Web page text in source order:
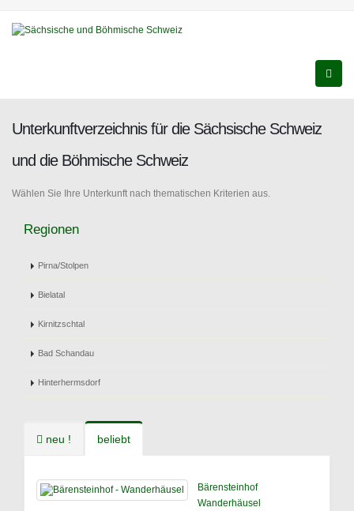
Unterkunftverzeichnis für die Sächsische Schweiz
und die Böhmische Schweiz
Wählen Sie Ihre Unterkunft nach thematischen Kriterien aus.
Regionen
Pirna/Stolpen
Bielatal
Kirnitzschtal
Bad Schandau
Hinterhermsdorf
neu ! beliebt
Bärensteinhof
Wanderhäusel